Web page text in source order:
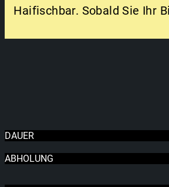
Haifischbar. Sobald Sie Ihr
DAUER
ABHOLUNG